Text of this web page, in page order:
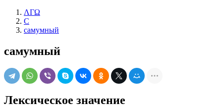
ΛΓΩ
С
самумный
самумный
Лексическое значение